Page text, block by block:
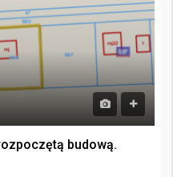
budową.